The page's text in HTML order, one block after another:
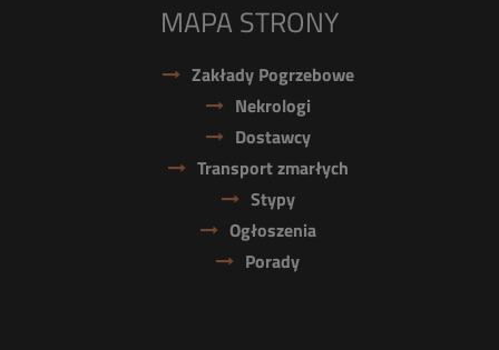
MAPA STRONY
Zakłady Pogrzebowe
Nekrologi
Dostawcy
Transport zmarłych
Stypy
Ogłoszenia
Porady